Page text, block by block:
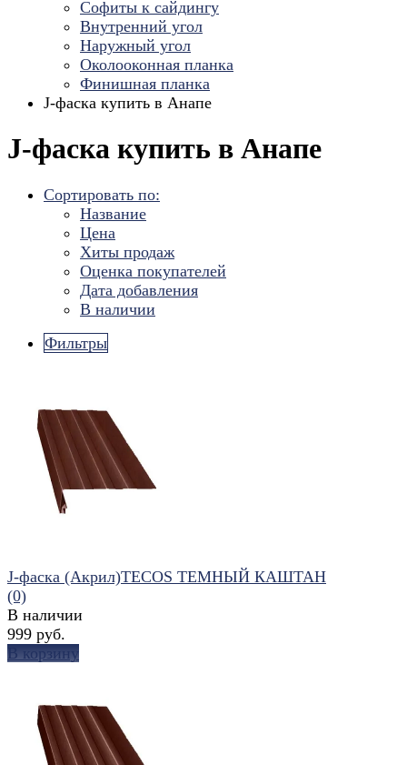
Софиты к сайдингу
Внутренний угол
Наружный угол
Околооконная планка
Финишная планка
J-фаска купить в Анапе
J-фаска купить в Анапе
Сортировать по:
Название
Цена
Хиты продаж
Оценка покупателей
Дата добавления
В наличии
Фильтры
избранное сравнить
J-фаска (Акрил)TECOS ТЕМНЫЙ КАШТАН
(0)
В наличии
999 руб.
В корзину